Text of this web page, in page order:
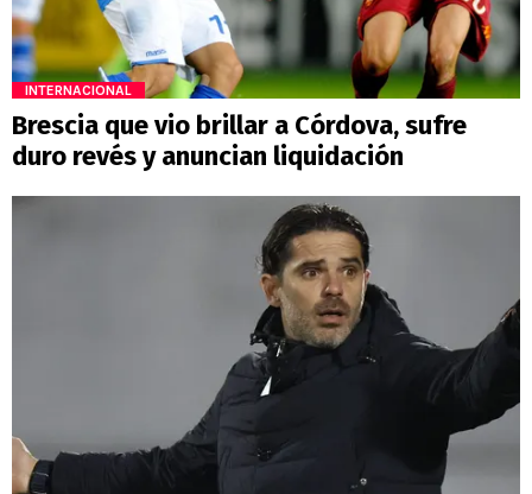
INTERNACIONAL
Brescia que vio brillar a Córdova, sufre
duro revés y anuncian liquidación